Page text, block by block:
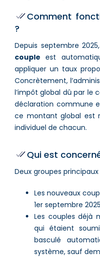
Comment
?
Depuis septembre
couple est
appliquer un taux
Concrètement,
l’impôt global dû par le
déclaration commune
ce montant global est
individuel de chacun.
Qui est
Deux groupes
Les nouveaux
1er septembre
Les couples déjà
qui étaient
basculé
système, sauf